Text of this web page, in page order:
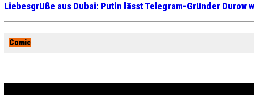
Liebesgrüße aus Dubai: Putin lässt Telegram-Gründer Durow
Comic